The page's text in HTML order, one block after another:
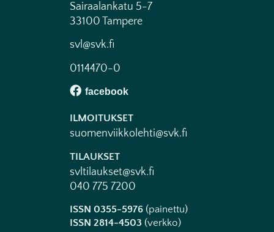
Sairaalankatu 5-7
33100 Tampere
svl@svk.fi
0114470-0
ILMOITUKSET
suomenviikkolehti@svk.fi
TILAUKSET
svltilaukset@svk.fi
040 775 7200
ISSN 0355-5976 (painettu)
ISSN 2814-4503 (verkko)